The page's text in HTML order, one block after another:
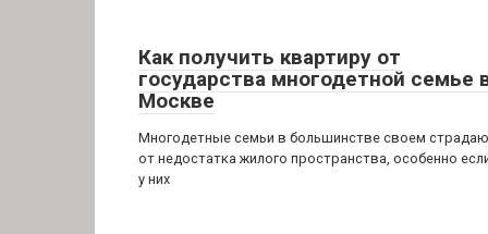
Как получить квартиру от
государства многодетной семье
Москве
Многодетные семьи в большинстве своем
от недостатка жилого пространства, особенно
у них